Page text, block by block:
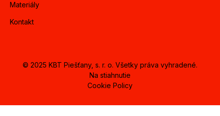
Materiály
Kontakt
© 2025 KBT Piešťany, s. r. o. Všetky práva vyhradené.
Na stiahnutie
Cookie Policy